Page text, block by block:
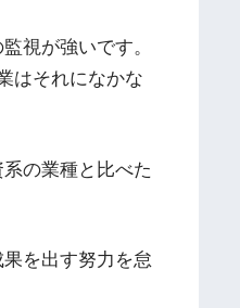
視が強いです。
はそれになかな
の業種と比べた
を出す努力を怠